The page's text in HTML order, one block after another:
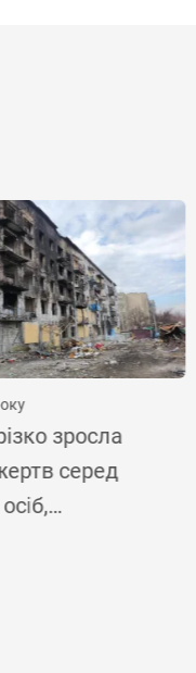
6 квітня
Тюрк
атаку,